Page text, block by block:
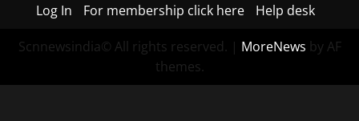
Log In
For membership click here Help desk
Scnnewsindia© All rights reserved. | MoreNews by AF
themes.